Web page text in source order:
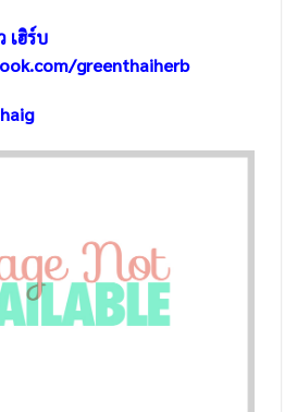
เฮิร์บ
greenthaiherb